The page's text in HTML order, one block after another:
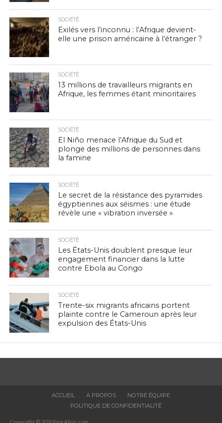
SOCIÉTÉ
Exilés vers l’inconnu : l’Afrique devient-
elle une prison américaine à l’étranger ?
SOCIÉTÉ
13 millions de travailleurs migrants en
Afrique, les femmes étant minoritaires
SOCIÉTÉ
El Niño menace l’Afrique du Sud et
plonge des millions de personnes dans
la famine
SOCIÉTÉ
Le secret de la résistance des pyramides
égyptiennes aux séismes : une étude
révèle une « vibration inversée »
SOCIÉTÉ
Les États-Unis doublent presque leur
engagement financier dans la lutte
contre Ebola au Congo
SOCIÉTÉ
Trente-six migrants africains portent
plainte contre le Cameroun après leur
expulsion des États-Unis
ACCUEIL A PROPOS
NOTRE ÉQUIPE
POLITIQUE DE CONFIDENTIALITÉ